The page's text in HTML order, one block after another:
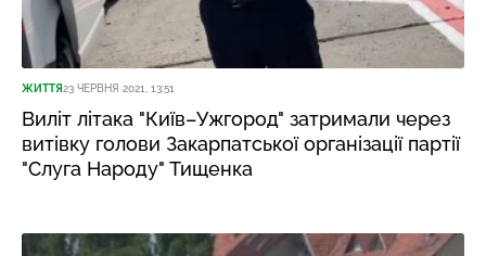
ЖИТТЯ23 ЧЕРВНЯ 2021, 13:51
Виліт літака "Київ–Ужгород" затримали через
витівку голови Закарпатської організації партії
"Слуга Народу" Тищенка